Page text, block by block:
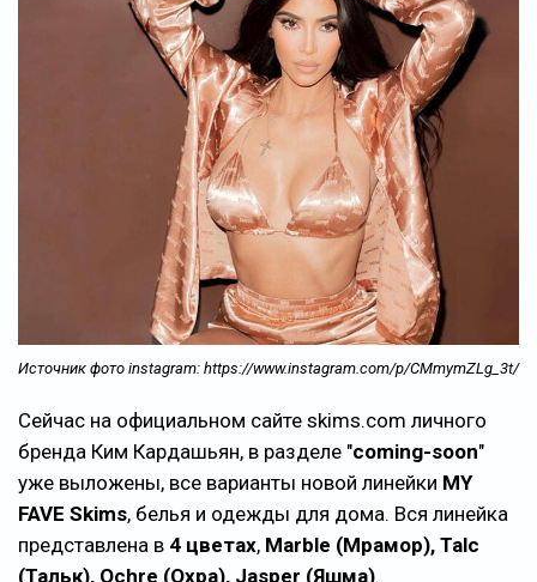
Источник фото instagram: https://www.instagram.com/p/CMmymZLg_3t/
Сейчас на официальном сайте skims.com личного
бренда Ким Кардашьян, в разделе "coming-soon"
уже выложены, все варианты новой линейки MY
FAVE Skims, белья и одежды для дома. Вся линейка
представлена в 4 цветах, Marble (Мрамор), Talc
(Тальк), Ochre (Охра), Jasper (Яшма).